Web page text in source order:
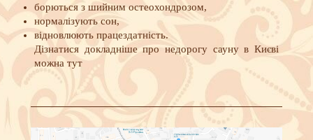
борються з шийним остеохондрозом,
нормалізують сон,
відновлюють працездатність.
Дізнатися докладніше про недорогу сауну в Києві
можна тут